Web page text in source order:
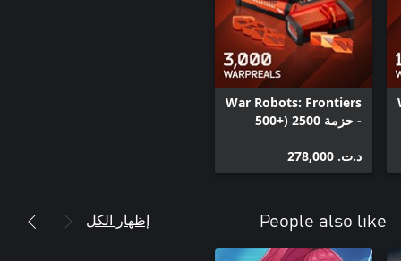
War Robots: Frontiers
- حزمة 2500 (+500
د.ت.‏ 278,000
People also like إظهار الكل